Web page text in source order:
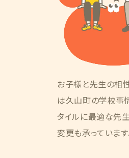
お子様と先生の相
は久山町の学校事
タイルに最適な先
変更も承っています